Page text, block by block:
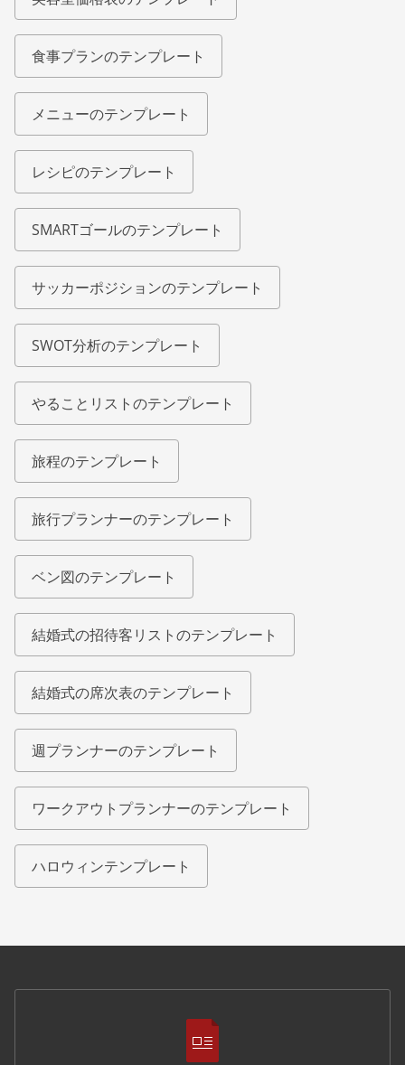
食事プランのテンプレート
メニューのテンプレート
レシピのテンプレート
SMARTゴールのテンプレート
サッカーポジションのテンプレート
SWOT分析のテンプレート
やることリストのテンプレート
旅程のテンプレート
旅行プランナーのテンプレート
ベン図のテンプレート
結婚式の招待客リストのテンプレート
結婚式の席次表のテンプレート
週プランナーのテンプレート
ワークアウトプランナーのテンプレート
ハロウィンテンプレート